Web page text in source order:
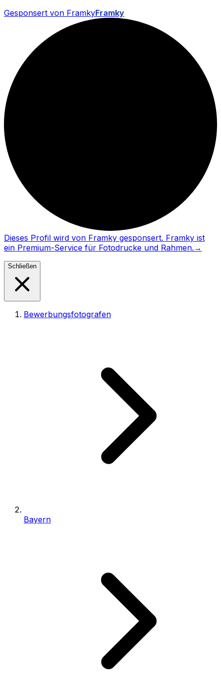
Gesponsert von FramkyFramky
Dieses Profil wird von Framky gesponsert. Framky ist
ein Premium-Service für Fotodrucke und Rahmen. →
Schließen
Bewerbungsfotografen
Bayern